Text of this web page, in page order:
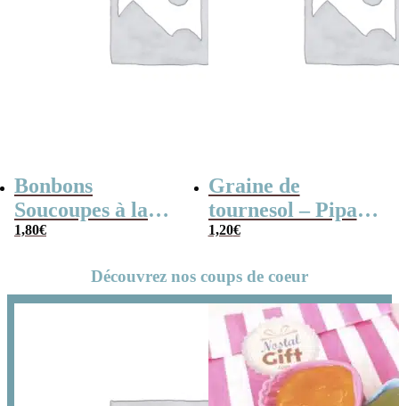
Bonbons
Soucoupes à la
poudre (x20)
1,80€
Graine de
tournesol – Pipas
x 3
1,20€
Découvrez nos coups de coeur